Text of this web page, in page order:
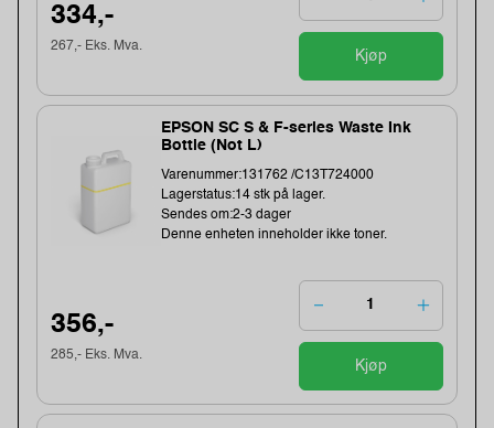
334,-
267,- Eks. Mva.
Kjøp
EPSON SC S & F-series Waste Ink
Bottle (Not L)
Varenummer:131762 /C13T724000
Lagerstatus:14 stk på lager.
Sendes om:2-3 dager
Denne enheten inneholder ikke toner.
356,-
285,- Eks. Mva.
Kjøp